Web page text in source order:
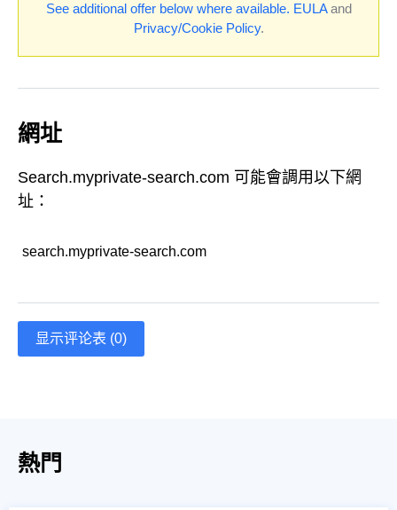
See additional offer below where available. EULAand
Privacy/Cookie Policy.
網址
Search.myprivate-search.com 可能會調用以下網
址：
search.myprivate-search.com
显示评论表 (0)
熱門